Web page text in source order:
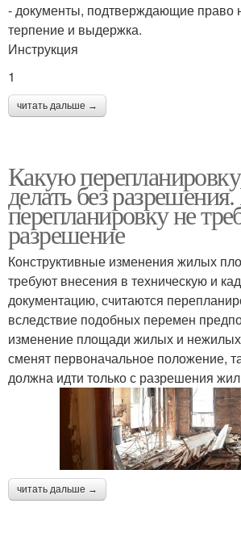
- документы, подтверждающие право
терпение и выдержка.
Инструкция
1
читать дальше →
Какую
делать без
перепланировку не
разрешение
Конструктивные изменения жилых
требуют внесения в техническую и
документацию, считаются
вследствие подобных перемен
изменение площади жилых и
сменят первоначальное положение,
должна идти только с разрешения
читать дальше →